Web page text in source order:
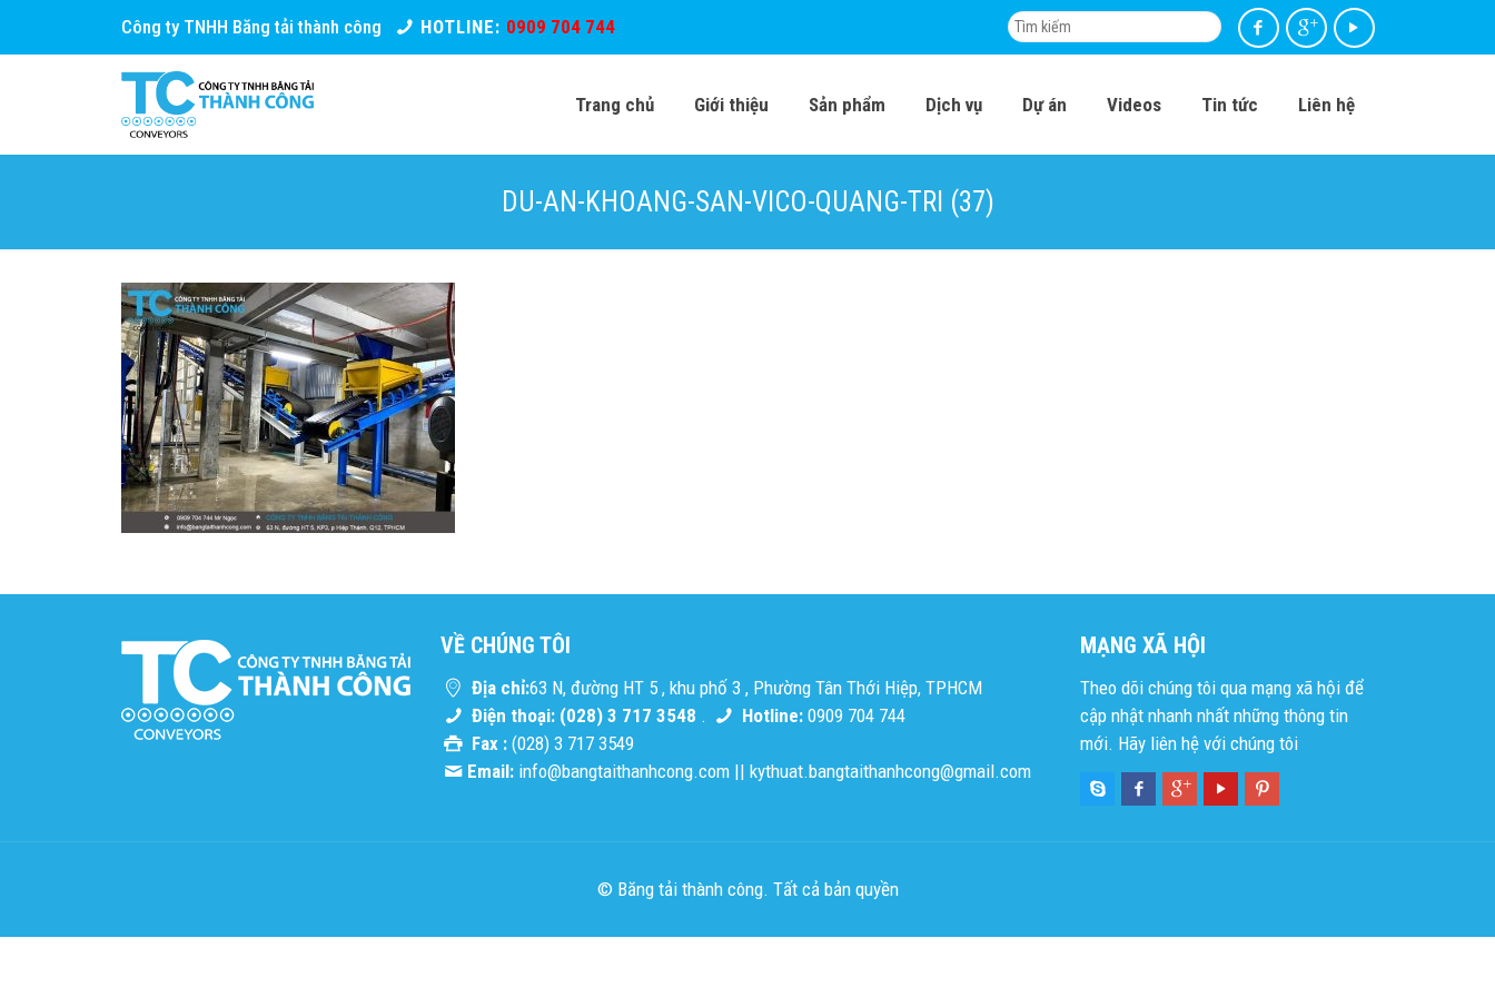
Công ty TNHH Băng tải thành công HOTLINE: 0909 704 744
Trang chủ Giới thiệu Sản phẩm Dịch vụ Dự án Videos Tin tức Liên hệ
DU-AN-KHOANG-SAN-VICO-QUANG-TRI (37)
VỀ CHÚNG TÔI
Địa chỉ:63 N, đường HT 5 , khu phố 3 , Phường Tân Thới Hiệp, TPHCM
Điện thoại: (028) 3 717 3548 . Hotline: 0909 704 744
Fax :(028) 3 717 3549
Email: info@bangtaithanhcong.com|| kythuat.bangtaithanhcong@gmail.com
MẠNG XÃ HỘI
Theo dõi chúng tôi qua mạng xã hội để
cập nhật nhanh nhất những thông tin
mới. Hãy liên hệ với chúng tôi
© Băng tải thành công. Tất cả bản quyền